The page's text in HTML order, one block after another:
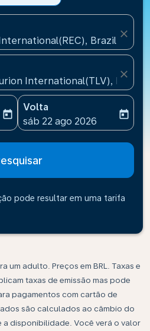
Brazil
close
International(TLV), Israel
close
date-aria-label
today
Volta
fc-booking-return-date-
sáb 22 ago 2026
today
pode resultar em uma tarifa
um adulto. Preços em BRL. Taxas e
taxas de emissão mas pode
pagamentos com cartão de
são calculados ao câmbio do
a disponibilidade. Você verá o valor